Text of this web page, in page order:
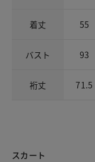
着丈 55
バスト 93
裄丈 71.5
スカート